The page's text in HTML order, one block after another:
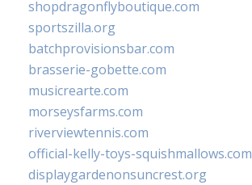
shopdragonflyboutique.com
sportszilla.org
batchprovisionsbar.com
brasserie-gobette.com
musicrearte.com
morseysfarms.com
riverviewtennis.com
official-kelly-toys-squishmallows.com
displaygardenonsuncrest.org